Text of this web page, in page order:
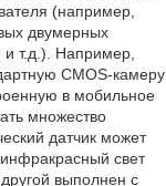
(например,
двумерных
т.д.). Например,
CMOS-камеру
в мобильное
множество
датчик может
свет
выполнен с